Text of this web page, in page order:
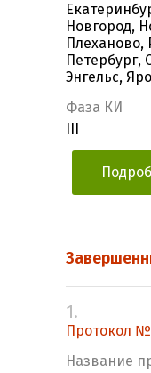
Новгород,
Плеханово,
Петербург,
Энгельс,
Фаза КИ
1.
Протокол №
Название